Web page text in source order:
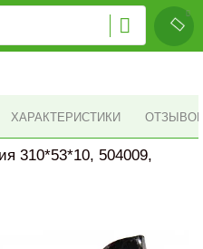
ХАРАКТЕРИСТИКИ ОТЗЫВОВ
310*53*10, 504009,